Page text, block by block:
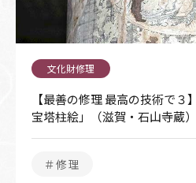
【最善の修理 最高の技術で
宝塔柱絵」（滋賀・石山寺蔵）
＃修理